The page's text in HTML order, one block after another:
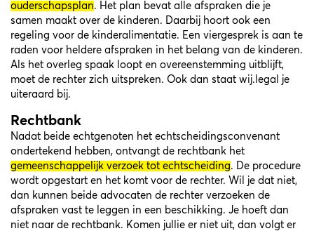
ouderschapsplan. Het plan bevat alle afspraken die je
samen maakt over de kinderen. Daarbij hoort ook een
regeling voor de kinderalimentatie. Een viergesprek is aan te
raden voor heldere afspraken in het belang van de kinderen.
Als het overleg spaak loopt en overeenstemming uitblijft,
moet de rechter zich uitspreken. Ook dan staat wij.legal je
uiteraard bij.
Rechtbank
Nadat beide echtgenoten het echtscheidingsconvenant
ondertekend hebben, ontvangt de rechtbank het
gemeenschappelijk verzoek tot echtscheiding. De procedure
wordt opgestart en het komt voor de rechter. Wil je dat niet,
dan kunnen beide advocaten de rechter verzoeken de
afspraken vast te leggen in een beschikking. Je hoeft dan
niet naar de rechtbank. Komen jullie er niet uit, dan volgt er